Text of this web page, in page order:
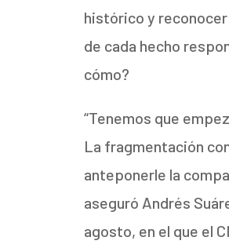
histórico y
de cada hecho
cómo?
“Tenemos que
La fragmentación
anteponerle la
aseguró Andrés
agosto, en el que el